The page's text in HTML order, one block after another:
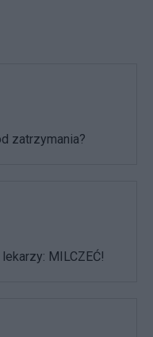
zatrzymania?
MILCZEĆ!